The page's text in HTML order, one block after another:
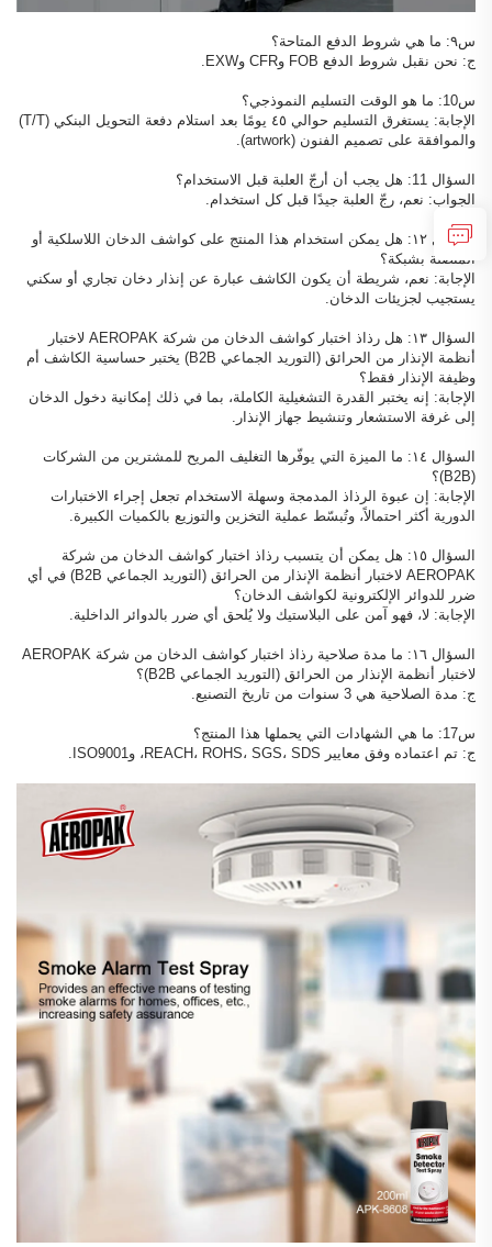
س٩: ما هي شروط الدفع المتاحة؟
ج: نحن نقبل شروط الدفع FOB وCFR وEXW.
س10: ما هو الوقت التسليم النموذجي؟
الإجابة: يستغرق التسليم حوالي ٤٥ يومًا بعد استلام دفعة التحويل البنكي (T/T)
والموافقة على تصميم الفنون (artwork).
السؤال 11: هل يجب أن أرجّ العلبة قبل الاستخدام؟
الجواب: نعم، رجّ العلبة جيدًا قبل كل استخدام.
السؤال ١٢: هل يمكن استخدام هذا المنتج على كواشف الدخان اللاسلكية أو
المتصلة بشبكة؟
الإجابة: نعم، شريطة أن يكون الكاشف عبارة عن إنذار دخان تجاري أو سكني
يستجيب لجزيئات الدخان.
السؤال ١٣: هل رذاذ اختبار كواشف الدخان من شركة AEROPAK لاختبار
أنظمة الإنذار من الحرائق (التوريد الجماعي B2B) يختبر حساسية الكاشف أم
وظيفة الإنذار فقط؟
الإجابة: إنه يختبر القدرة التشغيلية الكاملة، بما في ذلك إمكانية دخول الدخان
إلى غرفة الاستشعار وتنشيط جهاز الإنذار.
السؤال ١٤: ما الميزة التي يوفّرها التغليف المريح للمشترين من الشركات
(B2B)؟
الإجابة: إن عبوة الرذاذ المدمجة وسهلة الاستخدام تجعل إجراء الاختبارات
الدورية أكثر احتمالاً، وتُبسّط عملية التخزين والتوزيع بالكميات الكبيرة.
السؤال ١٥: هل يمكن أن يتسبب رذاذ اختبار كواشف الدخان من شركة
AEROPAK لاختبار أنظمة الإنذار من الحرائق (التوريد الجماعي B2B) في أي
ضرر للدوائر الإلكترونية لكواشف الدخان؟
الإجابة: لا، فهو آمن على البلاستيك ولا يُلحق أي ضرر بالدوائر الداخلية.
السؤال ١٦: ما مدة صلاحية رذاذ اختبار كواشف الدخان من شركة AEROPAK
لاختبار أنظمة الإنذار من الحرائق (التوريد الجماعي B2B)؟
ج: مدة الصلاحية هي 3 سنوات من تاريخ التصنيع.
س17: ما هي الشهادات التي يحملها هذا المنتج؟
ج: تم اعتماده وفق معايير REACH، ROHS، SGS، SDS، وISO9001.